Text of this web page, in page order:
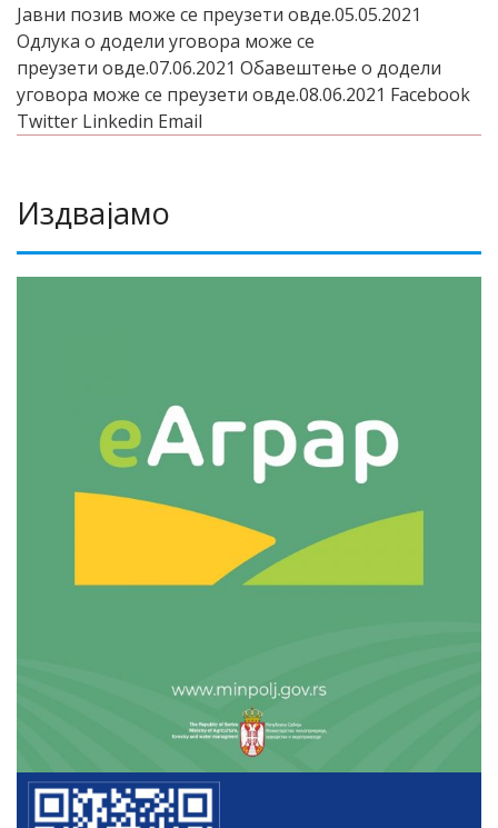
Јавни позив може се преузети овде.05.05.2021
Одлука о додели уговора може се
преузети овде.07.06.2021 Обавештење о додели
уговора може се преузети овде.08.06.2021 Facebook
Twitter Linkedin Email
Издвајамо